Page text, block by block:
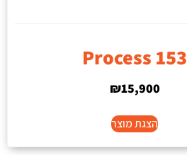
Process 153
₪15,900
הצגת מוצר